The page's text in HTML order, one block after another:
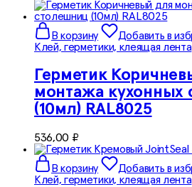
В корзину
Добавить в
Клей, герметики, клеящая лента
Герметик
монтажа кухонных
(10мл) RAL8025
536,00 ₽
В корзину
Добавить в
Клей, герметики, клеящая лента